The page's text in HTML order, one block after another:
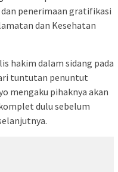
penerimaan gratifikasi
dan Kesehatan
hakim dalam sidang pada
tuntutan penuntut
mengaku pihaknya akan
dulu sebelum